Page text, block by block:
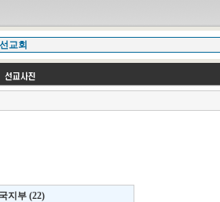
지부 (22)